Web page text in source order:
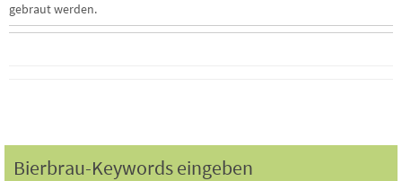
gebraut werden.
Bierbrau-Keywords eingeben